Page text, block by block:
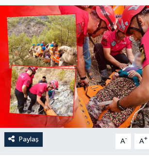
Paylaş A- A+
Dünya
Resmi Reklamlar